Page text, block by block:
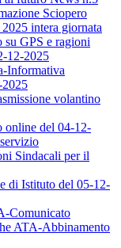
Sciopero
intera giornata
GPS e ragioni
12-2025
Informativa
2025
volantino
del 04-12-
Sindacali per il
di Istituto del 05-12-
Comunicato
ATA-Abbinamento